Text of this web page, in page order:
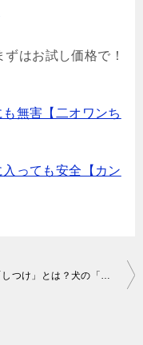
はお試し価格で！
無害【二オワンち
っても安全【カン
犬の「しつけ」とは？犬の「トレーニング」とは？？